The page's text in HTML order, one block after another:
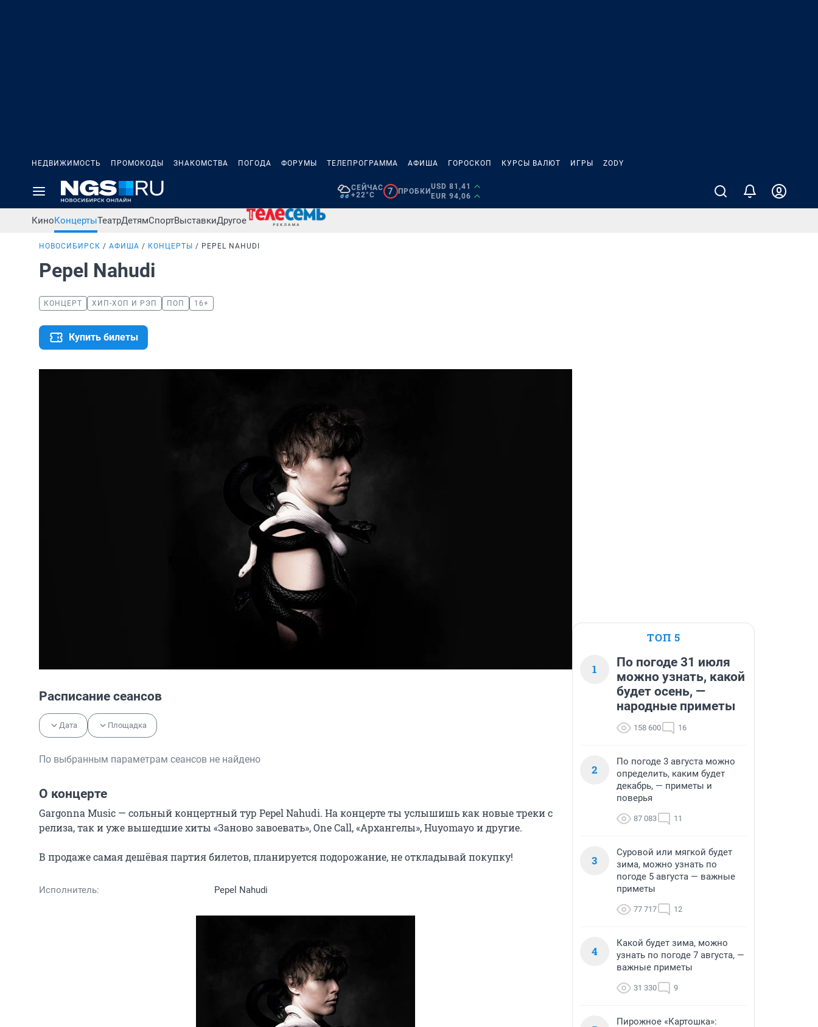
НЕДВИЖИМОСТЬ ПРОМОКОДЫ ЗНАКОМСТВА ПОГОДА ФОРУМЫ ТЕЛЕПРОГРАММА АФИША ГОРОСКОП КУРСЫ ВАЛЮТ ИГРЫ ZODY
СЕЙЧАС
+22°C
7 ПРОБКИ
USD 81,41
EUR 94,06
КиноКонцертыТеатрДетямСпортВыставкиДругое
НОВОСИБИРСК АФИША КОНЦЕРТЫ PEPEL NAHUDI
Pepel Nahudi
КОНЦЕРТ ХИП-ХОП И РЭП ПОП 16+
Купить билеты
Расписание сеансов
Дата Площадка
По выбранным параметрам сеансов не найдено
О концерте
Gargonna Music — сольный концертный тур Pepel Nahudi. На концерте ты услышишь как новые треки с
релиза, так и уже вышедшие хиты «Заново завоевать», One Call, «Архангелы», Huyomayo и другие.
В продаже самая дешёвая партия билетов, планируется подорожание, не откладывай покупку!
Исполнитель: Pepel Nahudi
ТОП 5
1
По погоде 31 июля
можно узнать, какой
будет осень, —
народные приметы
158 600 16
2
По погоде 3 августа можно
определить, каким будет
декабрь, — приметы и
поверья
87 083 11
3
Суровой или мягкой будет
зима, можно узнать по
погоде 5 августа — важные
приметы
77 717 12
4
Какой будет зима, можно
узнать по погоде 7 августа, —
важные приметы
31 330 9
Пирожное «Картошка»: